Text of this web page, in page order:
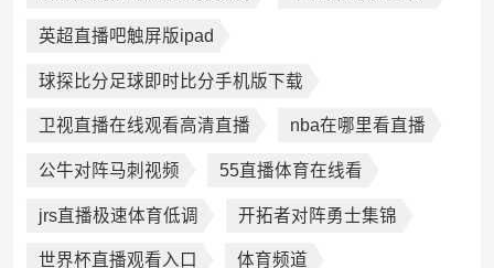
英超直播吧触屏版ipad
球探比分足球即时比分手机版下载
卫视直播在线观看高清直播 nba在哪里看直播
公牛对阵马刺视频 55直播体育在线看
jrs直播极速体育低调 开拓者对阵勇士集锦
世界杯直播观看入口 体育频道